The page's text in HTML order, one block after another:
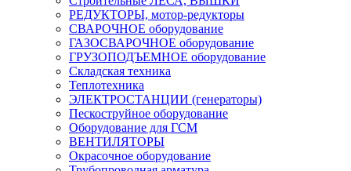
РЕДУКТОРЫ, мотор-редукторы
СВАРОЧНОЕ оборудование
ГАЗОСВАРОЧНОЕ оборудование
ГРУЗОПОДЪЕМНОЕ оборудование
Складская техника
Теплотехника
ЭЛЕКТРОСТАНЦИИ (генераторы)
Пескоструйное оборудование
Оборудование для ГСМ
ВЕНТИЛЯТОРЫ
Окрасочное оборудование